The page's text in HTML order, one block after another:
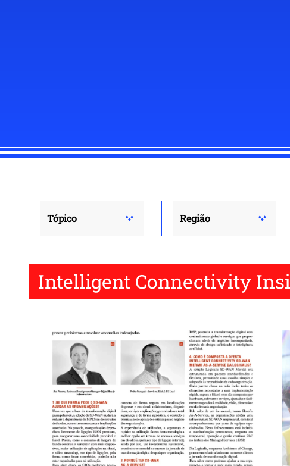
Tópico Região
Intelligent Connectivity